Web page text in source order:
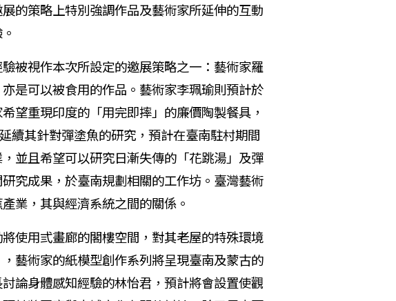
的策略上特別強調作品及藝術家所延伸的互動
視作本次所設定的邀展策略之一：藝術家羅
是可以被食用的作品。藝術家李珮瑜則預計於
望重現印度的「用完即摔」的廉價陶製餐具，
續其針對彈塗魚的研究，預計在臺南駐村期間
並且希望可以研究日漸失傳的「花跳湯」及彈
究成果，於臺南規劃相關的工作坊。臺灣藝術
業，其與經濟系統之間的關係。
用弎畫廊的閣樓空間，對其老屋的特殊環境
藝術家的紙模型創作系列將呈現臺南及蒙古的
論身體感知經驗的林怡君，預計將會設置使觀